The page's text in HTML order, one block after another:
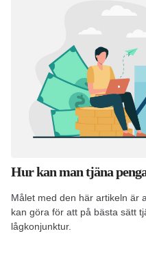
Hur kan man tjäna
Målet med den här artikeln är
kan göra för att på bästa sätt
lågkonjunktur.